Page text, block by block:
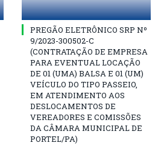
PREGÃO ELETRÔNICO SRP Nº
9/2023-300502-C
(CONTRATAÇÃO DE EMPRESA
PARA EVENTUAL LOCAÇÃO
DE 01 (UMA) BALSA E 01 (UM)
VEÍCULO DO TIPO PASSEIO,
EM ATENDIMENTO AOS
DESLOCAMENTOS DE
VEREADORES E COMISSÕES
DA CÂMARA MUNICIPAL DE
PORTEL/PA)